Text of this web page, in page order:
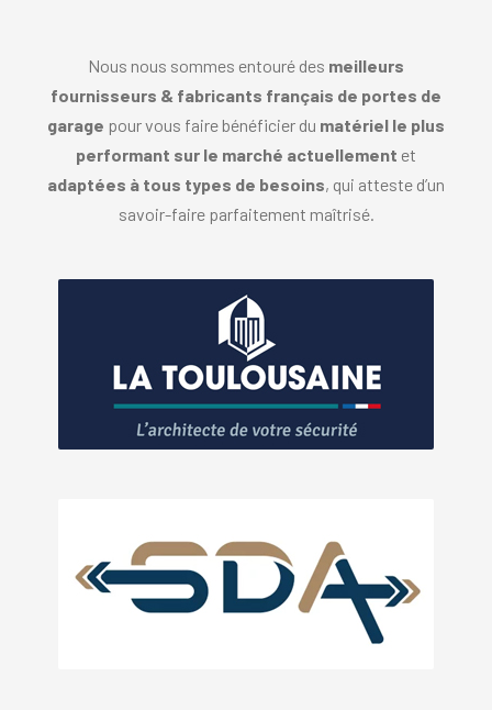
Nous nous sommes entouré des meilleurs
fournisseurs & fabricants français de portes de
garage pour vous faire bénéficier du matériel le plus
performant sur le marché actuellement et
adaptées à tous types de besoins, qui atteste d’un
savoir-faire parfaitement maîtrisé.